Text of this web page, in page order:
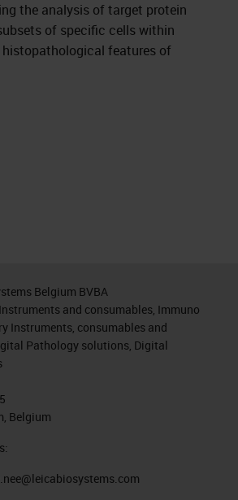
the analysis of target protein
of specific cells within
features of
Belgium BVBA
and consumables, Immuno
Instruments, consumables and
Pathology solutions, Digital
Belgium